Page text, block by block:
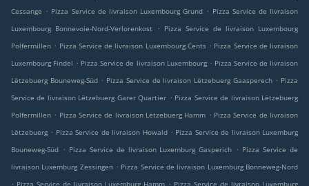
Cessange . Pizza Service de livraison Luxembourg Grund . Pizza Service de livraison
Luxembourg Bonnevoie-Nord-Verlorenkost
. Pizza Service de livraison Luxembourg
Polfermillen . Pizza Service de livraison Luxembourg Cents . Pizza Service de livraison
Luxembourg Findel . Pizza Service de livraison Luxembourg . Pizza Service de livraison
Lëtzebuerg Bouneweg-Süd . Pizza Service de livraison Lëtzebuerg Gaasperech . Pizza
Service de livraison Lëtzebuerg Garer Quartier . Pizza Service de livraison Lëtzebuerg
Polfermillen . Pizza Service de livraison Lëtzebuerg Hamm . Pizza Service de livraison
Lëtzebuerg . Pizza Service de livraison Howald . Pizza Service de livraison Luxemburg
Bouneweg-Süd . Pizza Service de livraison Luxemburg Gasperich . Pizza Service de
livraison Luxemburg Zessingen . Pizza Service de livraison Luxemburg Bonneweg-Nord
.
.